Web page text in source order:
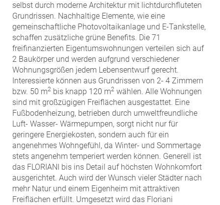
selbst durch moderne Architektur mit lichtdurchfluteten
Grundrissen. Nachhaltige Elemente, wie eine
gemeinschaftliche Photovoltaikanlage und E-Tankstelle,
schaffen zusätzliche grüne Benefits. Die 71
freifinanzierten Eigentumswohnungen verteilen sich auf
2 Baukörper und werden aufgrund verschiedener
Wohnungsgrößen jedem Lebensentwurf gerecht.
Interessierte können aus Grundrissen von 2- 4 Zimmern
bzw. 50 m2 bis knapp 120 m2 wählen. Alle Wohnungen
sind mit großzügigen Freiflächen ausgestattet. Eine
Fußbodenheizung, betrieben durch umweltfreundliche
Luft- Wasser- Wärmepumpen, sorgt nicht nur für
geringere Energiekosten, sondern auch für ein
angenehmes Wohngefühl, da Winter- und Sommertage
stets angenehm temperiert werden können. Generell ist
das FLORIANI bis ins Detail auf höchsten Wohnkomfort
ausgerichtet. Auch wird der Wunsch vieler Städter nach
mehr Natur und einem Eigenheim mit attraktiven
Freiflächen erfüllt. Umgesetzt wird das Floriani